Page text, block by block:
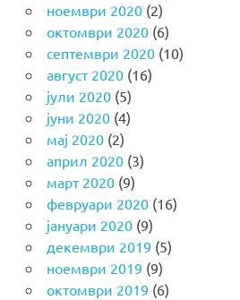
ноември 2020(2)
октомври 2020(6)
септември 2020(10)
август 2020(16)
јули 2020(5)
јуни 2020(4)
мај 2020(2)
април 2020(3)
март 2020(9)
февруари 2020(16)
јануари 2020(9)
декември 2019 (5)
ноември 2019 (9)
октомври 2019 (6)